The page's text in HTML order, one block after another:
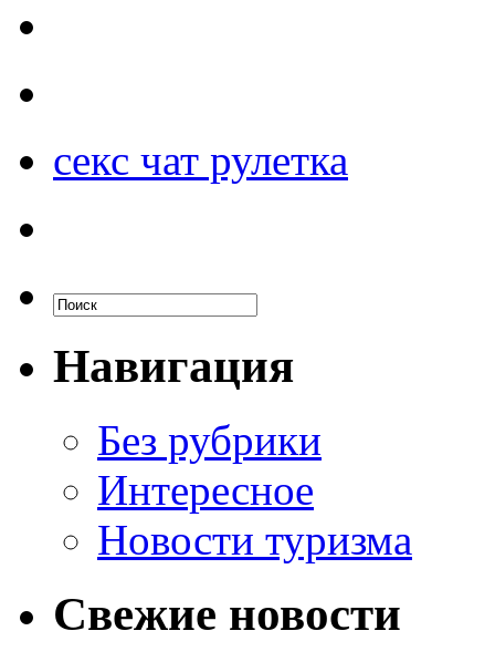
секс чат рулетка
Навигация
Без рубрики
Интересное
Новости туризма
Свежие новости